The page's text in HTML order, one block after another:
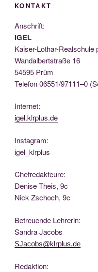
KONTAKT
Anschrift:
IGEL
Kai­ser-Lothar-Real­schu­le
Wan­dal­bert­stra­ße 16
54595 Prüm
Tele­fon 06551/97111–0
Inter­net:
igel.klrplus.de
Insta­gram:
igel_klrplus
Chef­re­dak­teu­re:
Deni­se Theis, 9c
Nick Zscho­ch, 9c
Betreu­en­de Lehrerin:
San­dra Jacobs
SJacobs@klrplus.de
Redak­ti­on: